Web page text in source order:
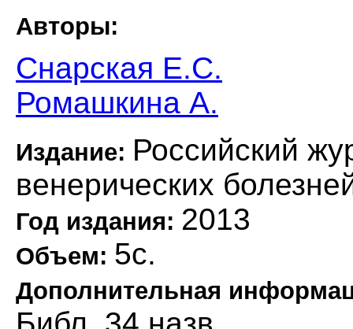
Авторы:
Снарская Е.С.
Ромашкина А.
Издание: Российский
венерических
Год издания: 2013
Объем: 5с.
Дополнительная